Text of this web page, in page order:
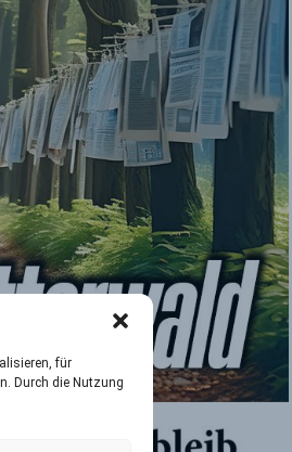
für
Durch die Nutzung